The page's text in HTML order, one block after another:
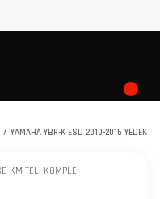
YAMAHA YBR-K ESD 2010-2016 YEDEK